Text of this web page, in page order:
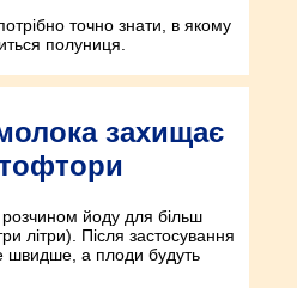
точно знати, в якому
полуниця.
захищає
йоду для більш
літри). Після застосування
швидше, а плоди будуть